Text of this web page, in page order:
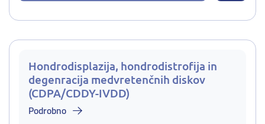
Hondrodisplazija, hondrodistrofija in
degenracija medvretenčnih diskov
(CDPA/CDDY-IVDD)
Podrobno